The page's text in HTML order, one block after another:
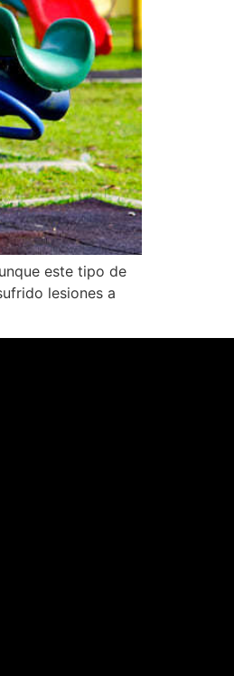
este tipo de
lesiones a